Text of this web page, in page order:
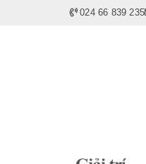
024 66 839 235